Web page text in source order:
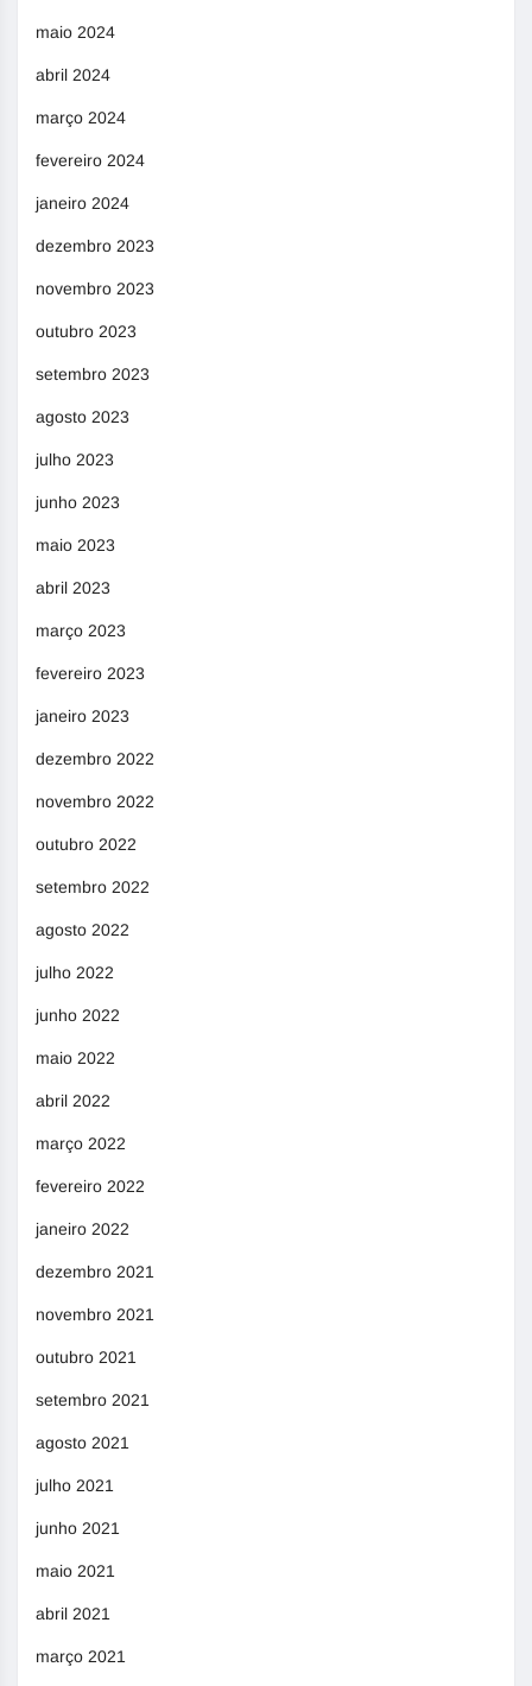
maio 2024
abril 2024
março 2024
fevereiro 2024
janeiro 2024
dezembro 2023
novembro 2023
outubro 2023
setembro 2023
agosto 2023
julho 2023
junho 2023
maio 2023
abril 2023
março 2023
fevereiro 2023
janeiro 2023
dezembro 2022
novembro 2022
outubro 2022
setembro 2022
agosto 2022
julho 2022
junho 2022
maio 2022
abril 2022
março 2022
fevereiro 2022
janeiro 2022
dezembro 2021
novembro 2021
outubro 2021
setembro 2021
agosto 2021
julho 2021
junho 2021
maio 2021
abril 2021
março 2021